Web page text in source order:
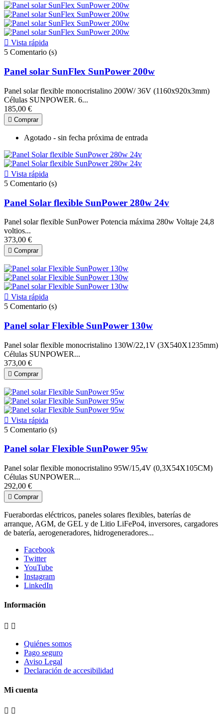
 Vista rápida
5 Comentario (s)
Panel solar SunFlex SunPower 200w
Panel solar flexible monocristalino 200W/ 36V (1160x920x3mm)
Células SUNPOWER. 6...
185,00 €
 Comprar
Agotado - sin fecha próxima de entrada
 Vista rápida
5 Comentario (s)
Panel Solar flexible SunPower 280w 24v
Panel solar flexible SunPower Potencia máxima 280w Voltaje 24,8
voltios...
373,00 €
 Comprar
 Vista rápida
5 Comentario (s)
Panel solar Flexible SunPower 130w
Panel solar flexible monocristalino 130W/22,1V (3X540X1235mm)
Células SUNPOWER...
373,00 €
 Comprar
 Vista rápida
5 Comentario (s)
Panel solar Flexible SunPower 95w
Panel solar flexible monocristalino 95W/15,4V (0,3X54X105CM)
Células SUNPOWER...
292,00 €
 Comprar
Fuerabordas eléctricos, paneles solares flexibles, baterías de
arranque, AGM, de GEL y de Litio LiFePo4, inversores, cargadores
de batería, aerogeneradores, hidrogeneradores...
Facebook
Twitter
YouTube
Instagram
LinkedIn
Información
 
Quiénes somos
Pago seguro
Aviso Legal
Declaración de accesibilidad
Mi cuenta
 